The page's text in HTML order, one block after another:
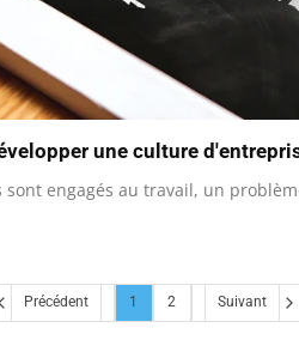
une culture
sont engagés au travail, un
Précédent 1 2 Suivant